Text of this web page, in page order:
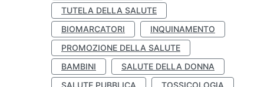
TUTELA DELLA SALUTE
BIOMARCATORI
INQUINAMENTO
PROMOZIONE DELLA SALUTE
BAMBINI
SALUTE DELLA DONNA
SALUTE PUBBLICA
TOSSICOLOGIA